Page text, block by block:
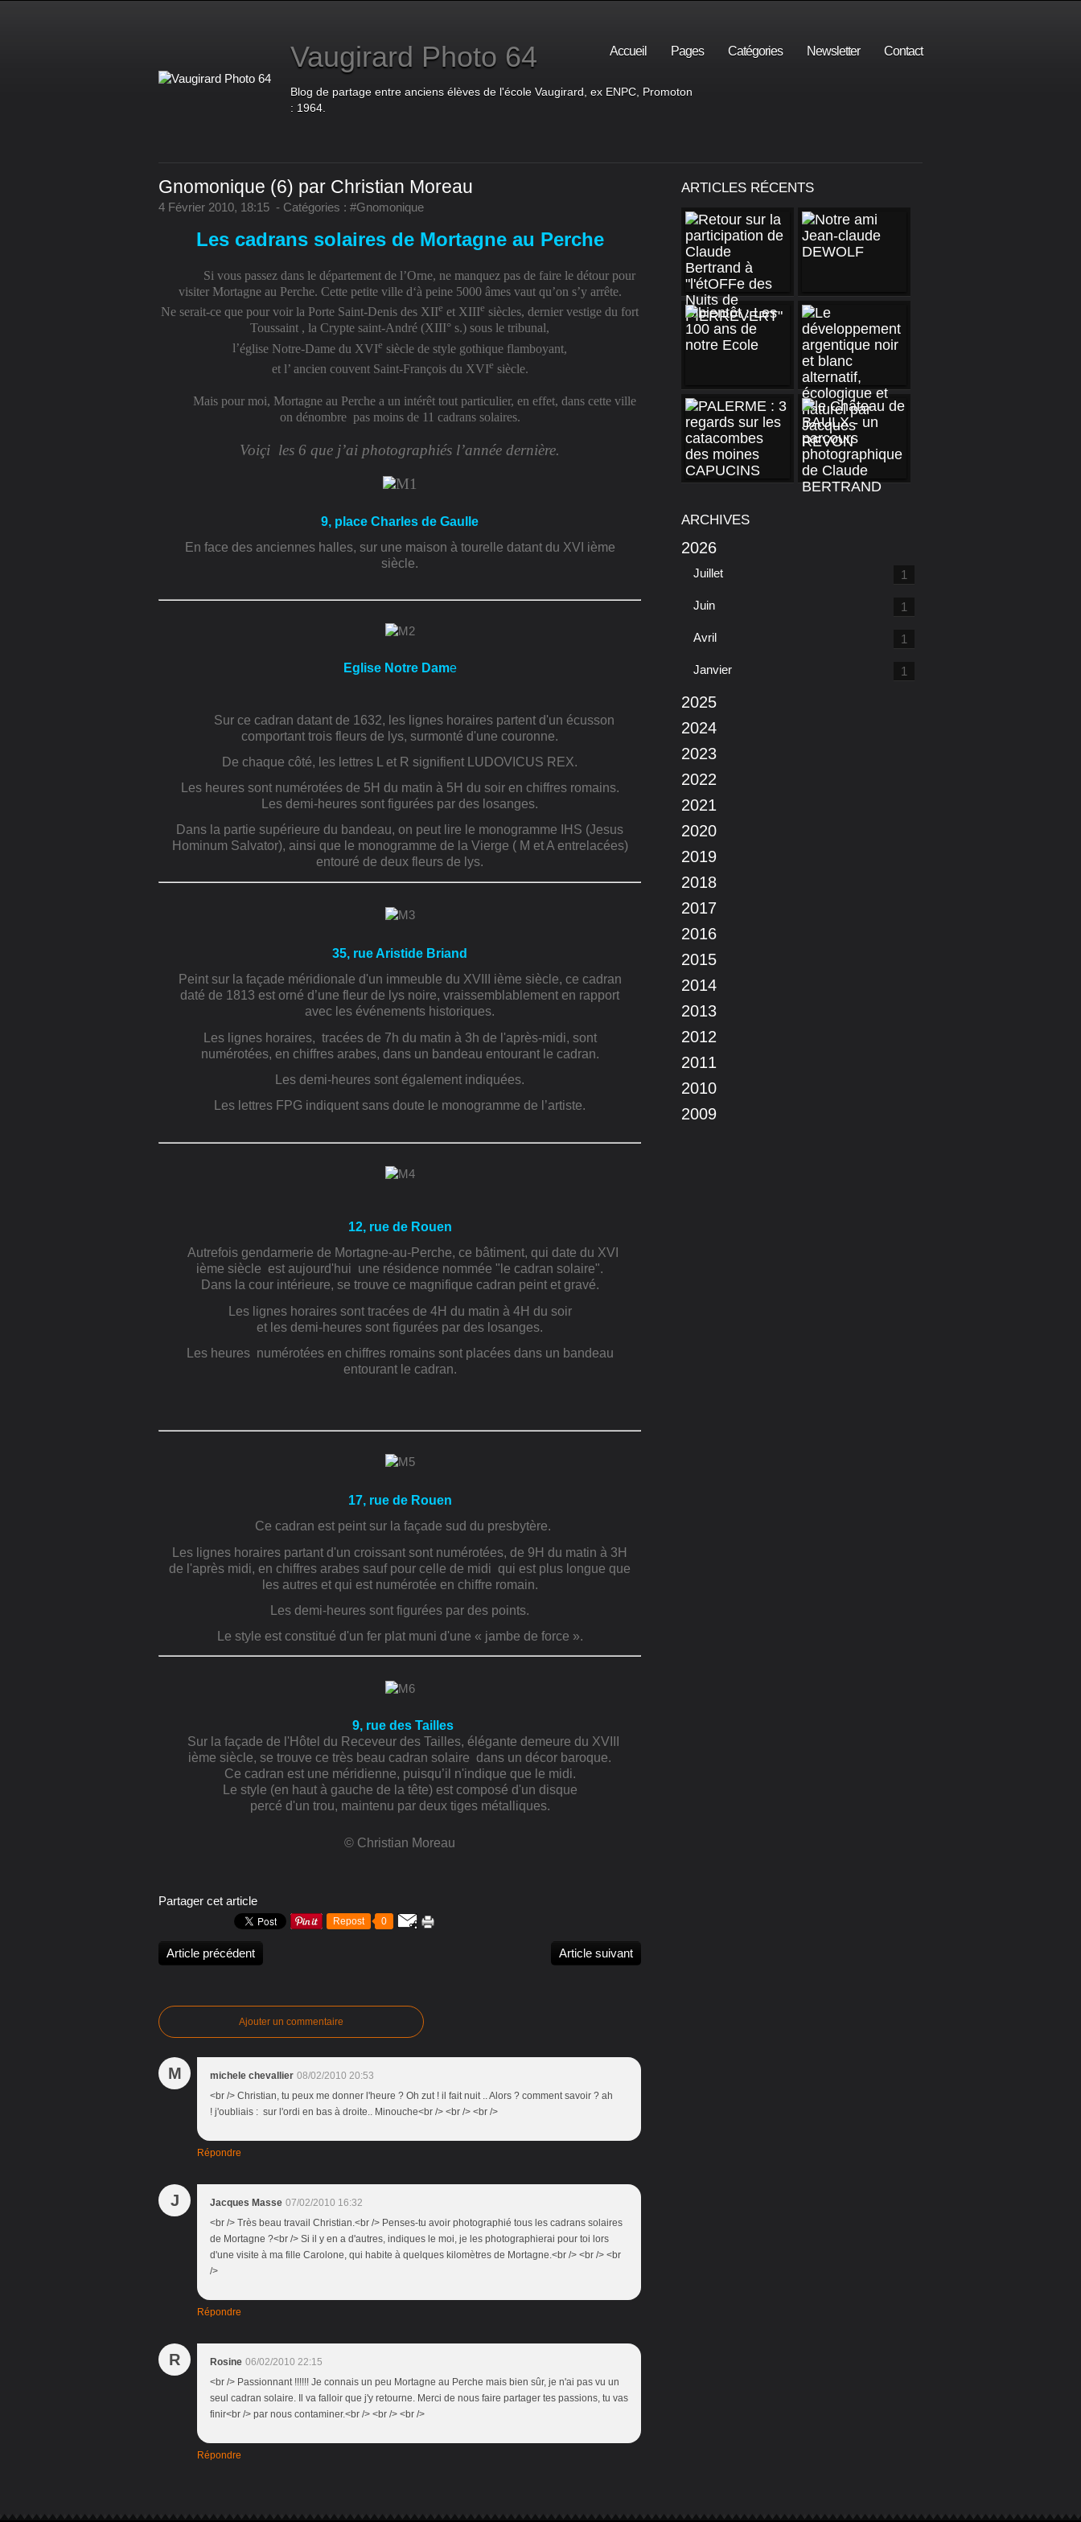
Vaugirard Photo 64
Blog de partage entre anciens élèves de l'école Vaugirard, ex ENPC, Promoton
: 1964.
Accueil Pages Catégories Newsletter Contact
Gnomonique (6) par Christian Moreau
4 Février 2010, 18:15 - Catégories : #Gnomonique
Les cadrans solaires de Mortagne au Perche
Si vous passez dans le département de l’Orne, ne manquez pas de faire le détour pour
visiter Mortagne au Perche. Cette petite ville d‘à peine 5000 âmes vaut qu’on s’y arrête.
Ne serait-ce que pour voir la Porte Saint-Denis des XIIe et XIIIe siècles, dernier vestige du fort
Toussaint , la Crypte saint-André (XIII° s.) sous le tribunal,
l’église Notre-Dame du XVIe siècle de style gothique flamboyant,
et l’ ancien couvent Saint-François du XVIe siècle.
Mais pour moi, Mortagne au Perche a un intérêt tout particulier, en effet, dans cette ville
on dénombre pas moins de 11 cadrans solaires.
Voiçi les 6 que j’ai photographiés l’année dernière.
9, place Charles de Gaulle
En face des anciennes halles, sur une maison à tourelle datant du XVI ième
siècle.
Eglise Notre Dame
Sur ce cadran datant de 1632, les lignes horaires partent d'un écusson
comportant trois fleurs de lys, surmonté d'une couronne.
De chaque côté, les lettres L et R signifient LUDOVICUS REX.
Les heures sont numérotées de 5H du matin à 5H du soir en chiffres romains.
Les demi-heures sont figurées par des losanges.
Dans la partie supérieure du bandeau, on peut lire le monogramme IHS (Jesus
Hominum Salvator), ainsi que le monogramme de la Vierge ( M et A entrelacées)
entouré de deux fleurs de lys.
35, rue Aristide Briand
Peint sur la façade méridionale d'un immeuble du XVIII ième siècle, ce cadran
daté de 1813 est orné d’une fleur de lys noire, vraissemblablement en rapport
avec les événements historiques.
Les lignes horaires, tracées de 7h du matin à 3h de l'après-midi, sont
numérotées, en chiffres arabes, dans un bandeau entourant le cadran.
Les demi-heures sont également indiquées.
Les lettres FPG indiquent sans doute le monogramme de l’artiste.
12, rue de Rouen
Autrefois gendarmerie de Mortagne-au-Perche, ce bâtiment, qui date du XVI
ième siècle est aujourd'hui une résidence nommée "le cadran solaire".
Dans la cour intérieure, se trouve ce magnifique cadran peint et gravé.
Les lignes horaires sont tracées de 4H du matin à 4H du soir
et les demi-heures sont figurées par des losanges.
Les heures numérotées en chiffres romains sont placées dans un bandeau
entourant le cadran.
17, rue de Rouen
Ce cadran est peint sur la façade sud du presbytère.
Les lignes horaires partant d'un croissant sont numérotées, de 9H du matin à 3H
de l'après midi, en chiffres arabes sauf pour celle de midi qui est plus longue que
les autres et qui est numérotée en chiffre romain.
Les demi-heures sont figurées par des points.
Le style est constitué d'un fer plat muni d'une « jambe de force ».
9, rue des Tailles
Sur la façade de l'Hôtel du Receveur des Tailles, élégante demeure du XVIII
ième siècle, se trouve ce très beau cadran solaire dans un décor baroque.
Ce cadran est une méridienne, puisqu’il n'indique que le midi.
Le style (en haut à gauche de la tête) est composé d'un disque
percé d'un trou, maintenu par deux tiges métalliques.
© Christian Moreau
Partager cet article
Repost 0
Article précédent Article suivant
Ajouter un commentaire
M michele chevallier 08/02/2010 20:53
<br /> Christian, tu peux me donner l'heure ? Oh zut ! il fait nuit .. Alors ? comment savoir ? ah
! j'oubliais : sur l'ordi en bas à droite.. Minouche<br /> <br /> <br />
Répondre
J Jacques Masse 07/02/2010 16:32
<br /> Très beau travail Christian.<br /> Penses-tu avoir photographié tous les cadrans solaires
de Mortagne ?<br /> Si il y en a d'autres, indiques le moi, je les photographierai pour toi lors
d'une visite à ma fille Carolone, qui habite à quelques kilomètres de Mortagne.<br /> <br /> <br
/>
Répondre
R Rosine 06/02/2010 22:15
<br /> Passionnant !!!!!! Je connais un peu Mortagne au Perche mais bien sûr, je n'ai pas vu un
seul cadran solaire. Il va falloir que j'y retourne. Merci de nous faire partager tes passions, tu vas
finir<br /> par nous contaminer.<br /> <br /> <br />
Répondre
ARTICLES RÉCENTS
ARCHIVES
2026
Juillet 1
Juin 1
Avril 1
Janvier 1
2025
2024
2023
2022
2021
2020
2019
2018
2017
2016
2015
2014
2013
2012
2011
2010
2009